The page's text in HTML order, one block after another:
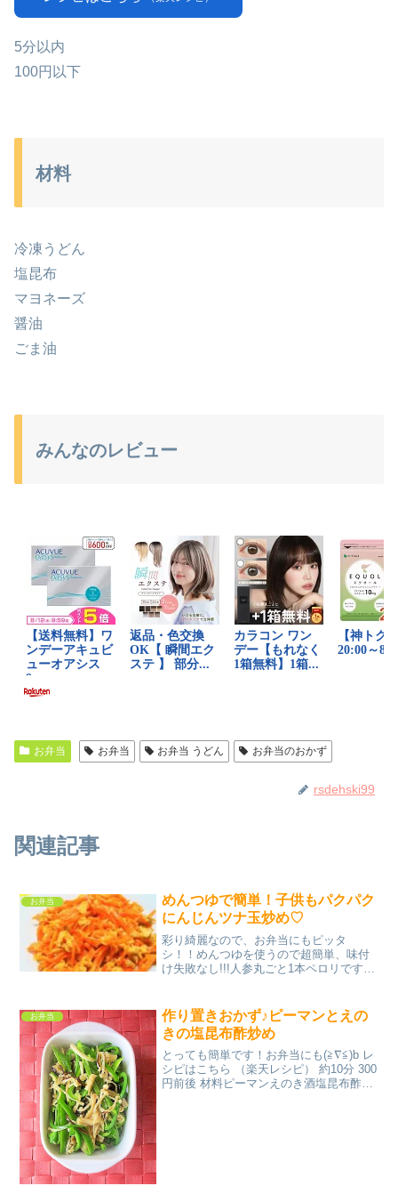
5分以内
100円以下
材料
冷凍うどん
塩昆布
マヨネーズ
醤油
ごま油
みんなのレビュー
お弁当 お弁当 お弁当 うどん お弁当のおかず
rsdehski99
関連記事
お弁当
めんつゆで簡単！子供もパクパク
にんじんツナ玉炒め♡
彩り綺麗なので、お弁当にもピッタ
シ！！めんつゆを使うので超簡単、味付
け失敗なし!!!人参丸ごと1本ペロリです
100円以下 材料人参ツナ卵サラダ油めん
つゆ...
お弁当
作り置きおかず♪ピーマンとえの
きの塩昆布酢炒め
とっても簡単です！お弁当にも(≧∇≦)b レ
シピはこちら （楽天レシピ） 約10分 300
円前後 材料ピーマンえのき酒塩昆布酢ご